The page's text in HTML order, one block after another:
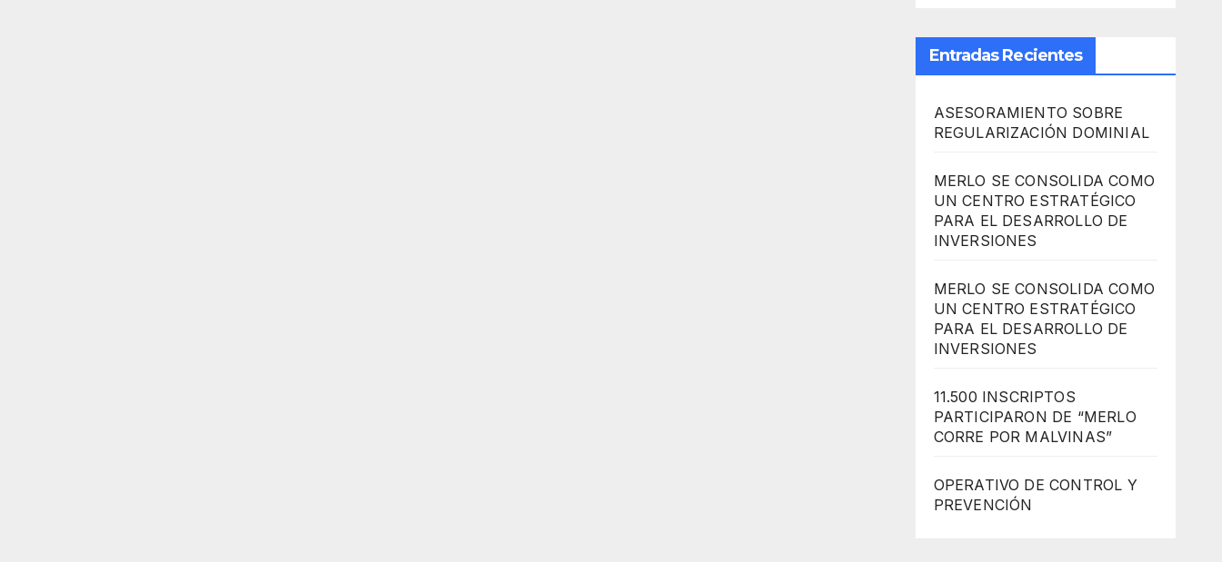
Entradas Recientes
ASESORAMIENTO SOBRE
REGULARIZACIÓN DOMINIAL
MERLO SE CONSOLIDA COMO
UN CENTRO ESTRATÉGICO
PARA EL DESARROLLO DE
INVERSIONES
MERLO SE CONSOLIDA COMO
UN CENTRO ESTRATÉGICO
PARA EL DESARROLLO DE
INVERSIONES
11.500 INSCRIPTOS
PARTICIPARON DE “MERLO
CORRE POR MALVINAS”
OPERATIVO DE CONTROL Y
PREVENCIÓN